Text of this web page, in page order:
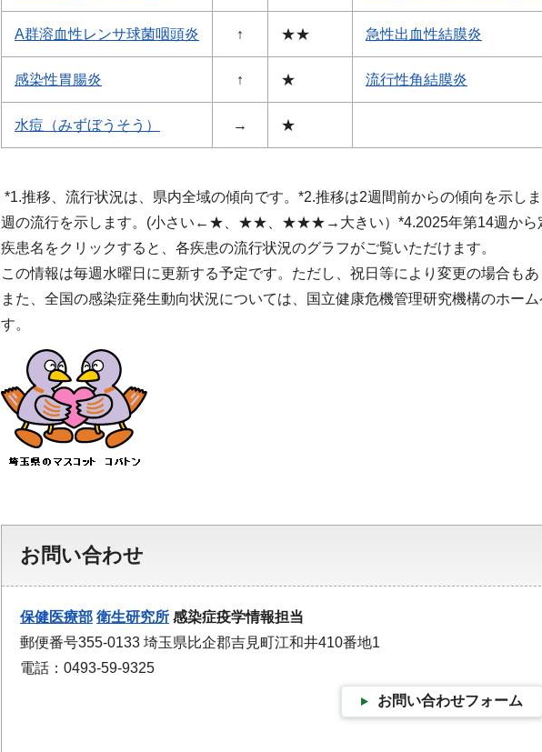
A群溶血性レンサ球菌咽頭炎 ↑ ★★ 急性出血性結膜炎
感染性胃腸炎 ↑ ★ 流行性角結膜炎
水痘（みずぼうそう） → ★
*1.推移、流行状況は、県内全域の傾向です。*2.推移は2週間前からの傾向を示し
週の流行を示します。(小さい←★、★★、★★★→大きい）*4.2025年第14週から定
疾患名をクリックすると、各疾患の流行状況のグラフがご覧いただけます。
この情報は毎週水曜日に更新する予定です。ただし、祝日等により変更の場合もあ
また、全国の感染症発生動向状況については、国立健康危機管理研究機構のホーム
す。
お問い合わせ
保健医療部 衛生研究所 感染症疫学情報担当
郵便番号355-0133 埼玉県比企郡吉見町江和井410番地1
電話：0493-59-9325
お問い合わせフォーム